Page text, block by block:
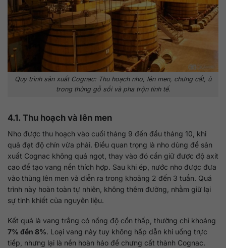
Quy trình sản xuất Cognac: Thu hoạch nho, lên men, chưng cất, ủ
trong thùng gỗ sồi và pha trộn tinh tế.
4.1. Thu hoạch và lên men
Nho được thu hoạch vào cuối tháng 9 đến đầu tháng 10, khi
quả đạt độ chín vừa phải. Điều quan trọng là nho dùng để sản
xuất Cognac không quá ngọt, thay vào đó cần giữ được độ axit
cao để tạo vang nền thích hợp. Sau khi ép, nước nho được đưa
vào thùng lên men và diễn ra trong khoảng 2 đến 3 tuần. Quá
trình này hoàn toàn tự nhiên, không thêm đường, nhằm giữ lại
sự tinh khiết của nguyên liệu.
Kết quả là vang trắng có nồng độ cồn thấp, thường chỉ khoảng
7% đến 8%. Loại vang này tuy không hấp dẫn khi uống trực
tiếp, nhưng lại là nền hoàn hảo để chưng cất thành Cognac.